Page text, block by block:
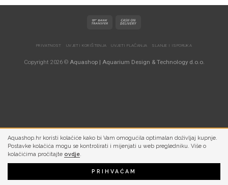
Aquashop.hr koristi kolačiće kako bi Vam omogućila optimalan doživljaj kupnje.
Postavke kolačića mogu se kontrolirati i mijenjati u web pregledniku. Više o
kolačićima pročitajte ovdje
PRIHVAĆAM
PRIVATNOST UVJETI KORIŠTENJA UVJETI PLAĆANJA SLANJE I ISPORUKA
Copyright 2026 © Aquashop | Aquarium Design & Technology d.o.o.